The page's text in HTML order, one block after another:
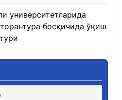
университетларида
босқичида ўқиш